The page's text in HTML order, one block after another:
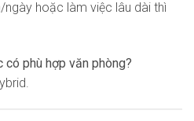
hoặc làm việc lâu dài thì
có phù hợp văn phòng?